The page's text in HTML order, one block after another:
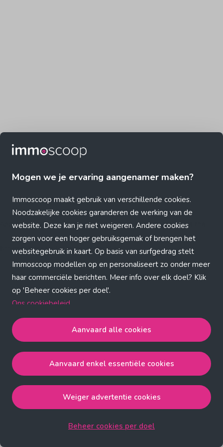
Mogen we je ervaring aangenamer maken?
Immoscoop maakt gebruik van verschillende cookies.
Noodzakelijke cookies garanderen de werking van de
website. Deze kan je niet weigeren. Andere cookies
zorgen voor een hoger gebruiksgemak of brengen het
websitegebruik in kaart. Op basis van surfgedrag stelt
Immoscoop modellen op en personaliseert zo onder meer
haar commerciële berichten. Meer info over elk doel? Klik
op 'Beheer cookies per doel'.
Ons cookiebeleid
Aanvaard alle cookiesgaat akkoord met de strict
noodzakelijke, analytische, functionele en advertentie
cookies.
de strict noodzakelijke cookies.
Weiger advertentie cookiesgaat akkoord met de strict
Aanvaard alle cookies
Aanvaard enkel essentiële cookies
Weiger advertentie cookies
Beheer cookies per doel
Application error: a client-side exception has occurred (see the
browser console for more information)